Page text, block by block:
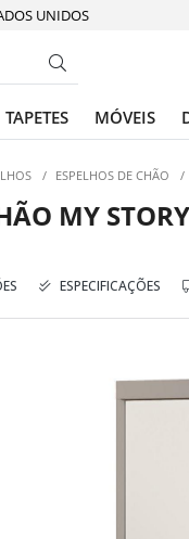
TAPETES MÓVEIS
/ ESPELHOS DE CHÃO /
MY STORY
ESPECIFICAÇÕES